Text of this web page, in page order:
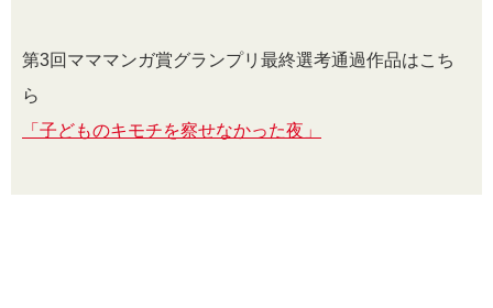
第3回マママンガ賞グランプリ最終選考通過作品はこち
ら
「子どものキモチを察せなかった夜」